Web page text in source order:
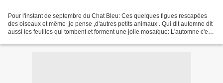
Pour l'instant de septembre du Chat Bleu: Ces quelques figues rescapées
des oiseaux et même ,je pense ,d'autres petits animaux . Qui dit automne dit
aussi les feuilles qui tombent et forment une jolie mosaïque: L'automne c'est